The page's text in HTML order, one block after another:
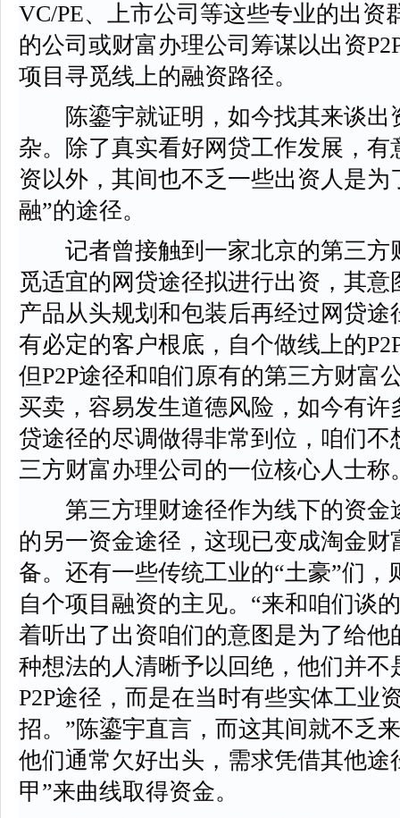
VC/PE、上市公司等这些专业的出资
的公司或财富办理公司筹谋以出资
项目寻觅线上的融资路径。
陈鎏宇就证明，如今找其来谈出
杂。除了真实看好网贷工作发展，
资以外，其间也不乏一些出资人是为
融”的途径。
记者曾接触到一家北京的第三方
觅适宜的网贷途径拟进行出资，其
产品从头规划和包装后再经过网贷途
有必定的客户根底，自个做线上的
但P2P途径和咱们原有的第三方财富
买卖，容易发生道德风险，如今有
贷途径的尽调做得非常到位，咱们不
三方财富办理公司的一位核心人士称
第三方理财途径作为线下的资金
的另一资金途径，这现已变成淘金
备。还有一些传统工业的“土豪”们，
自个项目融资的主见。“来和咱们谈
着听出了出资咱们的意图是为了给
种想法的人清晰予以回绝，他们并
P2P途径，而是在当时有些实体工业
招。”陈鎏宇直言，而这其间就不乏
他们通常欠好出头，需求凭借其他途
甲”来曲线取得资金。